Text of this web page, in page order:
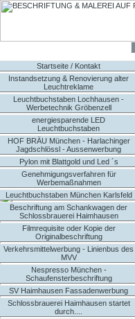
Startseite / Kontakt
Instandsetzung & Renovierung alter
Leuchtreklame
Leuchtbuchstaben Lochhausen -
Werbetechnik Gröbenzell
energiesparende LED
Leuchtbuchstaben
HOF BRÄU München - Harlachinger
Jagdschlössl - Aussenwerbung
Pylon mit Blattgold und Led ´s
Genehmigungsverfahren für
Werbemaßnahmen
Leuchtbuchstaben München Karlsfeld
Beschriftung am Schankwagen der
Schlossbrauerei Haimhausen
Filmrequisite oder Kopie der
Originalbeschriftung
Verkehrsmittelwerbung - Linienbus des
MVV
Nespresso München -
Schaufensterbeschriftung
SV Haimhausen Fassadenwerbung
Schlossbrauerei Haimhausen startet
durch....